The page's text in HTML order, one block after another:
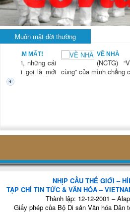
Muôn mặt đời thường
NAM MẤT!
“Xời, những cái
mới gọi là mới
VỀ NHÀ
(NCTG)
cùng” của mình chẳng
NHỊP CẦU THẾ GIỚI –
TẠP CHÍ TIN TỨC & VĂN HÓA –
Thành lập: 12-12-2001 –
Giấy phép của Bộ Di sản Văn hóa Dân